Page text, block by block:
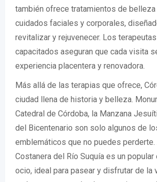
también ofrece tratamientos de belleza
cuidados faciales y corporales,
revitalizar y rejuvenecer. Los
capacitados aseguran que cada visita
experiencia placentera y renovadora.
Más allá de las terapias que ofrece,
ciudad llena de historia y belleza.
Catedral de Córdoba, la Manzana
del Bicentenario son solo algunos de
emblemáticos que no puedes perderte.
Costanera del Río Suquía es un
ocio, ideal para pasear y disfrutar de la